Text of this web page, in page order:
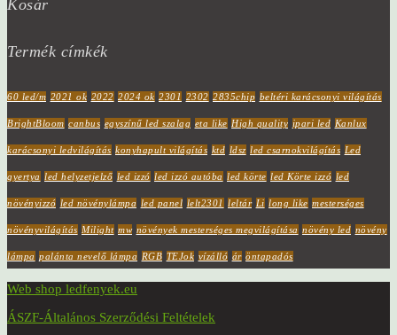
Kosár
Termék címkék
60 led/m 2021 ok 2022 2024 ok 2301 2302 2835chip beltéri karácsonyi világítás
BrightBloom canbus egyszínű led szalag eta like High quality ipari led Kanlux
karácsonyi ledvilágítás konyhapult világítás ktd ldsz led csarnokvilágítás Led
gyertya led helyzetjelző led izzó led izzó autóba led körte led Körte izzó led
növényizzó led növénylámpa led panel lelt2301 leltár Li long like mesterséges
növényvilágítás Milight mw növények mesterséges megvilágítása növény led növény
lámpa palánta nevelő lámpa RGB TEJok vízálló ár öntapadós
Web shop ledfenyek.eu
ÁSZF-Általános Szerződési Feltételek